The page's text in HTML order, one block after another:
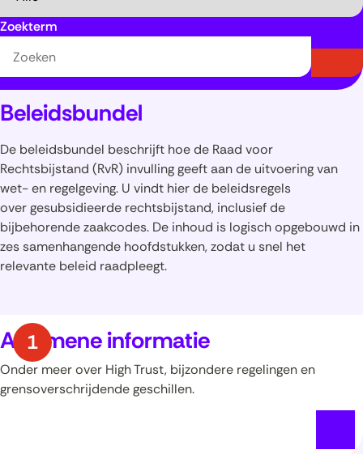
Zoekterm
Beleidsbundel
De beleidsbundel beschrijft hoe de Raad voor
Rechtsbijstand (RvR) invulling geeft aan de uitvoering van
wet- en regelgeving. U vindt hier de beleidsregels
over gesubsidieerde rechtsbijstand, inclusief de
bijbehorende zaakcodes. De inhoud is logisch opgebouwd in
zes samenhangende hoofdstukken, zodat u snel het
relevante beleid raadpleegt.
Algemene informatie
Onder meer over High Trust, bijzondere regelingen en
grensoverschrijdende geschillen.